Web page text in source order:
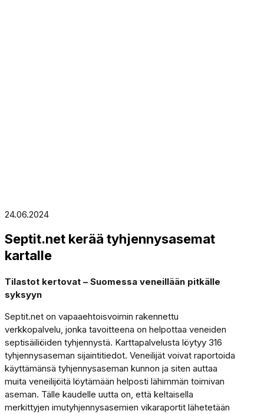
24.06.2024
Septit.net kerää tyhjennysasemat
kartalle
Tilastot kertovat – Suomessa veneillään pitkälle
syksyyn
Septit.net on vapaaehtoisvoimin rakennettu
verkkopalvelu, jonka tavoitteena on helpottaa veneiden
septisäiliöiden tyhjennystä. Karttapalvelusta löytyy 316
tyhjennysaseman sijaintitiedot. Veneilijät voivat raportoida
käyttämänsä tyhjennysaseman kunnon ja siten auttaa
muita veneilijöitä löytämään helposti lähimmän toimivan
aseman. Tälle kaudelle uutta on, että keltaisella
merkittyjen imutyhjennysasemien vikaraportit lähetetään